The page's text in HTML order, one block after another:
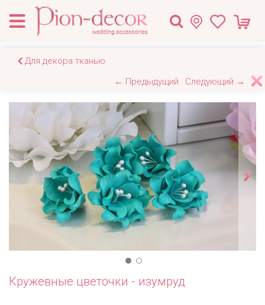
Для декора тканью
← Предыдущий
Следующий →
Кружевные цветочки - изумруд